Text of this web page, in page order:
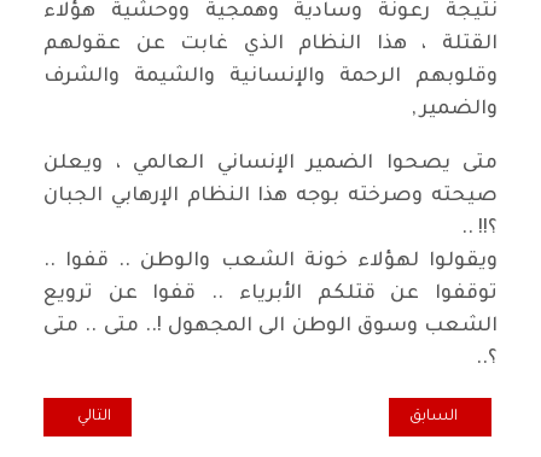
نتيجة رعونة وسادية وهمجية ووحشية هؤلاء
القتلة ، هذا النظام الذي غابت عن عقولهم
وقلوبهم الرحمة والإنسانية والشيمة والشرف
والضمير ,
متى يصحوا الضمير الإنساني العالمي ، ويعلن
صيحته وصرخته بوجه هذا النظام الإرهابي الجبان
؟!! ..
ويقولوا لهؤلاء خونة الشعب والوطن .. قفوا ..
توقفوا عن قتلكم الأبرياء .. قفوا عن ترويع
الشعب وسوق الوطن الى المجهول !.. متى .. متى
؟..
المقال السابق: لا تتجاهلوا التأريخ الحقيقي لإنطلاق الأنتفاضة!
السابق المقال التالي:
التالي